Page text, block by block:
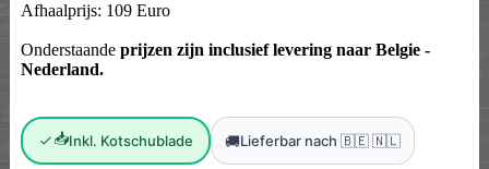
Afhaalprijs: 109 Euro
Onderstaande prijzen zijn inclusief levering naar Belgie -
Nederland.
📥Inkl. Kotschublade 🚚Lieferbar nach 🇧🇪 🇳🇱